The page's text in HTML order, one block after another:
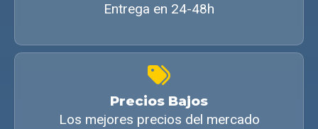
Entrega en 24-48h
Precios Bajos
Los mejores precios del mercado